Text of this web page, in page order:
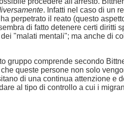
. Infatti nel caso di un
perpetrato il reato (questo
di fatto detenere certi diritti
"malati mentali"; ma anche di
gruppo comprende secondo
queste persone non solo
di una continua attenzione e
al tipo di controllo a cui i